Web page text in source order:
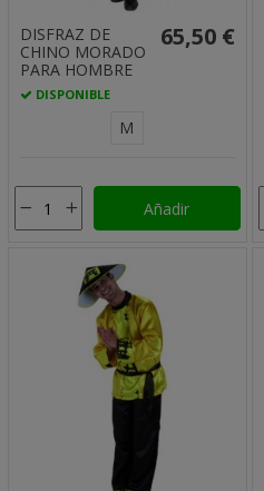
DISFRAZ DE
CHINO MORADO
PARA HOMBRE
DISPONIBLE
65,50 €
M
Añadir